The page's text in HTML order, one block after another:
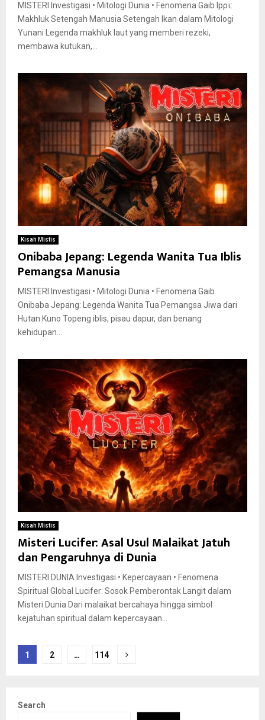
MISTERI Investigasi • Mitologi Dunia • Fenomena Gaib Ipρι:
Makhluk Setengah Manusia Setengah Ikan dalam Mitologi
Yunani Legenda makhluk laut yang memberi rezeki,
membawa kutukan,...
Kisah Mistis
Onibaba Jepang: Legenda Wanita Tua Iblis
Pemangsa Manusia
MISTERI Investigasi • Mitologi Dunia • Fenomena Gaib
Onibaba Jepang: Legenda Wanita Tua Pemangsa Jiwa dari
Hutan Kuno Topeng iblis, pisau dapur, dan benang
kehidupan...
Kisah Mistis
Misteri Lucifer: Asal Usul Malaikat Jatuh
dan Pengaruhnya di Dunia
MISTERI DUNIA Investigasi • Kepercayaan • Fenomena
Spiritual Global Lucifer: Sosok Pemberontak Langit dalam
Misteri Dunia Dari malaikat bercahaya hingga simbol
kejatuhan spiritual dalam kepercayaan...
Posts
1 2 … 114
Search